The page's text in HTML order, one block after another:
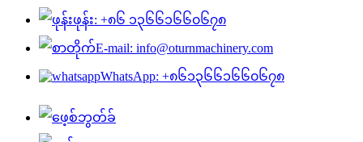
ဖုန်း: +၈၆ ၁၃၆၆၁၆၆၀၆၇၈
E-mail: info@oturnmachinery.com
WhatsApp: +၈၆၁၃၆၆၁၆၆၀၆၇၈